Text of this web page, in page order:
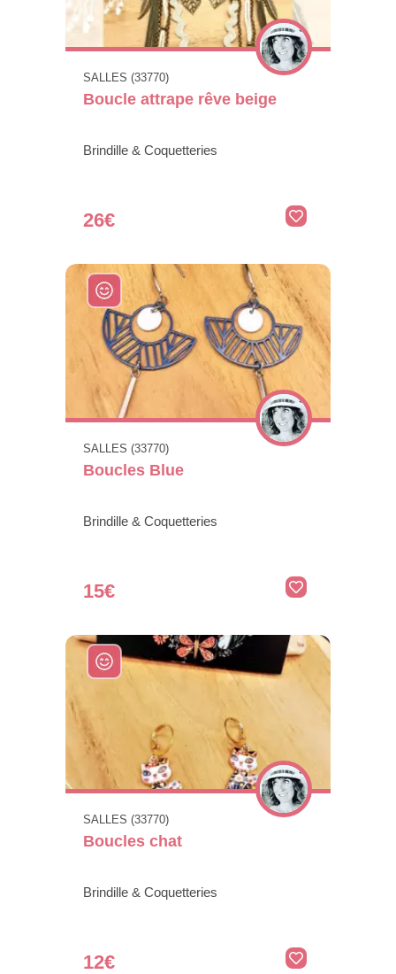
SALLES (33770)
Boucle attrape rêve beige
Brindille & Coquetteries
26€
SALLES (33770)
Boucles Blue
Brindille & Coquetteries
15€
SALLES (33770)
Boucles chat
Brindille & Coquetteries
12€